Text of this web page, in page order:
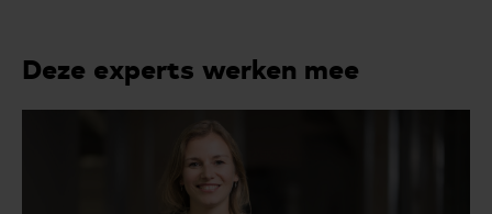
Deze experts werken mee